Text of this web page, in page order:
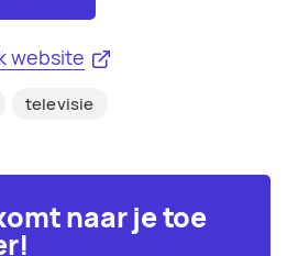
website
televisie
naar je toe